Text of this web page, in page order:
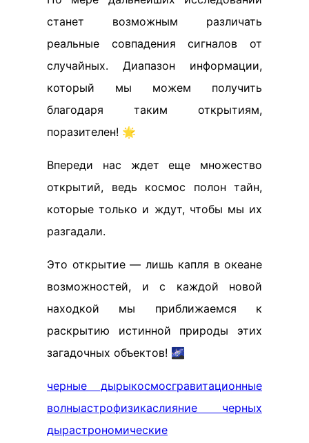
станет возможным различать
реальные совпадения сигналов от
случайных. Диапазон информации,
который мы можем получить
благодаря таким открытиям,
поразителен! 🌟
Впереди нас ждет еще множество
открытий, ведь космос полон тайн,
которые только и ждут, чтобы мы их
разгадали.
Это открытие — лишь капля в океане
возможностей, и с каждой новой
находкой мы приближаемся к
раскрытию истинной природы этих
загадочных объектов! 🌌
черные дырыкосмосгравитационные
волныастрофизикаслияние черных
дырастрономические